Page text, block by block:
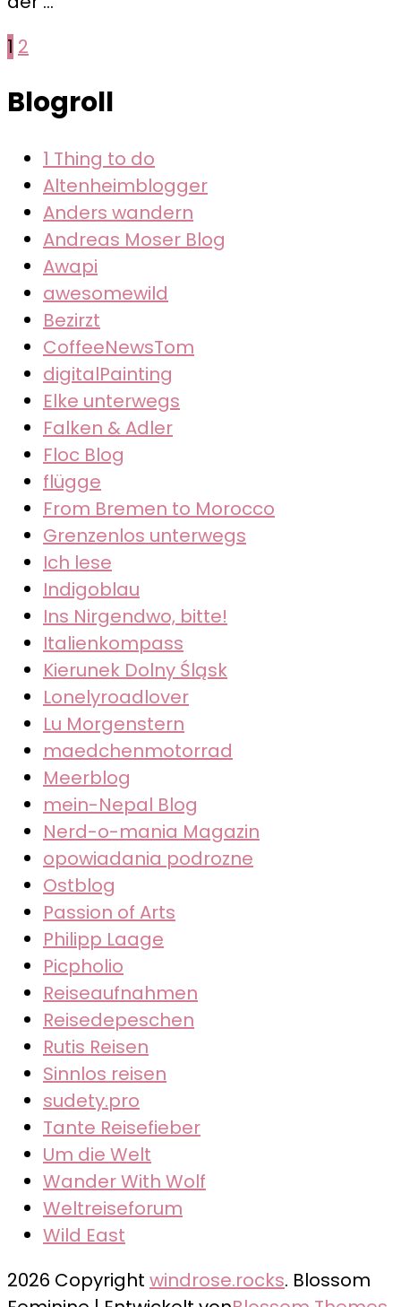
Seitennummerierung
der
Seite
1 Seite
2
Blogroll
1 Thing to do
Altenheimblogger
Anders wandern
Andreas Moser Blog
Awapi
awesomewild
Bezirzt
CoffeeNewsTom
digitalPainting
Elke unterwegs
Falken & Adler
Floc Blog
flügge
From Bremen to Morocco
Grenzenlos unterwegs
Ich lese
Indigoblau
Ins Nirgendwo, bitte!
Italienkompass
Kierunek Dolny Śląsk
Lonelyroadlover
Lu Morgenstern
maedchenmotorrad
Meerblog
mein-Nepal Blog
Nerd-o-mania Magazin
opowiadania podrozne
Ostblog
Passion of Arts
Philipp Laage
Picpholio
Reiseaufnahmen
Reisedepeschen
Rutis Reisen
Sinnlos reisen
sudety.pro
Tante Reisefieber
Um die Welt
Wander With Wolf
Weltreiseforum
Wild East
2026 Copyright windrose.rocks. Blossom